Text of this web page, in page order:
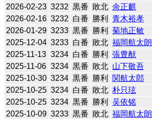
2026-02-23 3232 黒番 敗北 余正麒
2026-02-16 3232 白番 勝利 青木裕孝
2026-01-29 3233 黒番 勝利 菊地正敏
2025-12-04 3233 白番 敗北 福岡航太朗
2025-11-13 3234 白番 勝利 張豊猷
2025-11-06 3234 黒番 敗北 山下敬吾
2025-10-30 3234 黒番 勝利 関航太郎
2025-10-25 3234 白番 敗北 朴只玹
2025-10-25 3234 黒番 勝利 吴依铭
2025-10-09 3233 黒番 敗北 福岡航太朗